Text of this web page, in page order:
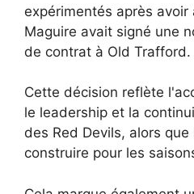
expérimentés après avoir
Maguire avait signé une
de contrat à Old Trafford.
Cette décision reflète
le leadership et la
des Red Devils, alors
construire pour les